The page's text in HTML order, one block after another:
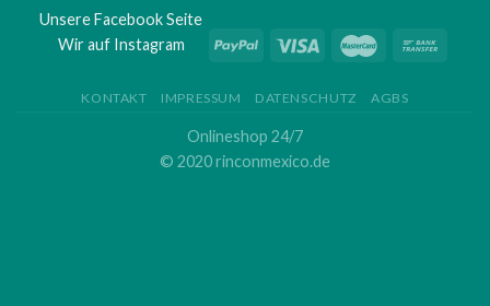
Unsere Facebook Seite
Wir auf Instagram
KONTAKT IMPRESSUM DATENSCHUTZ AGBS
Onlineshop 24/7
© 2020 rinconmexico.de